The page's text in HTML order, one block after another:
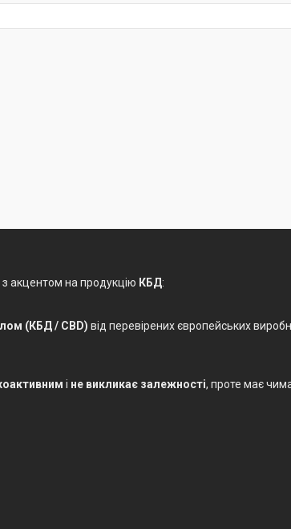
акцентом на продукцію КБД:
(КБД / CBD) від перевірених європейських
і не викликає залежності, проте має